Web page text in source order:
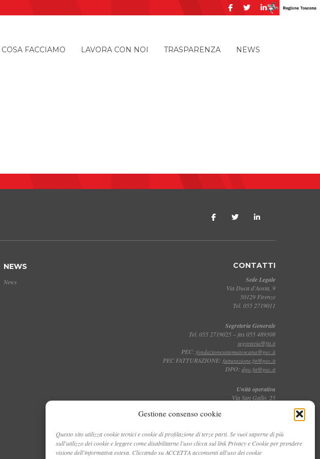
Gestione consenso cookie
Questo sito utilizza cookie tecnici e cookie di profilazione di terze parti. Se vuoi saperne di più
sull'utilizzo dei cookie e leggere come disabilitarne l'uso clicca sul link Privacy e Cookie per prendere
visione dell'informativa estesa. Cliccando su ACCETTA acconsenti all'uso dei cookie
COSA FACCIAMO LAVORA CON NOI TRASPARENZA NEWS
NEWS
News
CONTATTI
Sede Legale
Via Duca d'Aosta, 9
50129 Firenze
Tel. 055 2719011
Segreteria Generale
Tel. 055 2719025 – fax 055 489308
segreteria@fst.it
PEC: fondazionesistematoscana@pec.it
PEC FATTURAZIONE: fatturazione.fst@pec.it
DPO: dpo.fst@pec.it
Unità operativa
Via San Gallo, 25
Toscana Film Commission
Via San Gallo, 25
Tel. 055 2719035 – fax 055 2719027